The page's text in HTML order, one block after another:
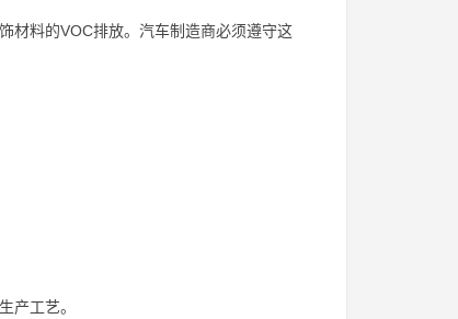
材料的VOC排放。汽车制造商必须遵守这
产工艺。